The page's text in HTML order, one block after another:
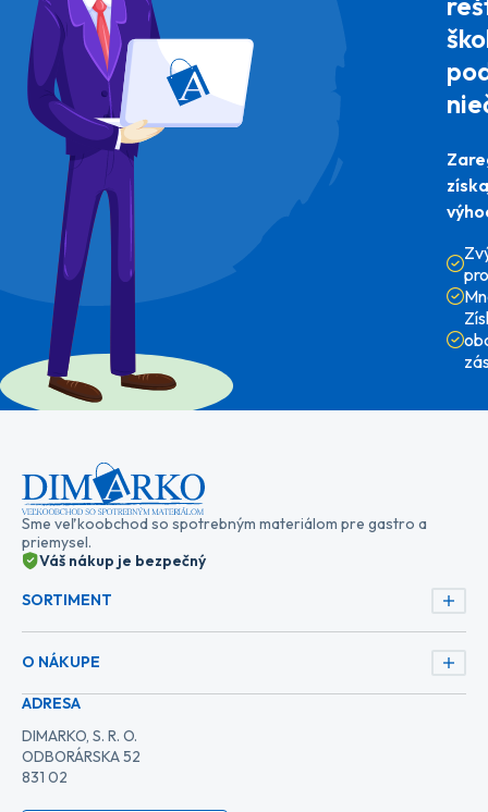
Sme veľkoobchod so spotrebným materiálom pre gastro a
priemysel.
Váš nákup je bezpečný
SORTIMENT
O NÁKUPE
ADRESA
DIMARKO, S. R. O.
ODBORÁRSKA 52
831 02